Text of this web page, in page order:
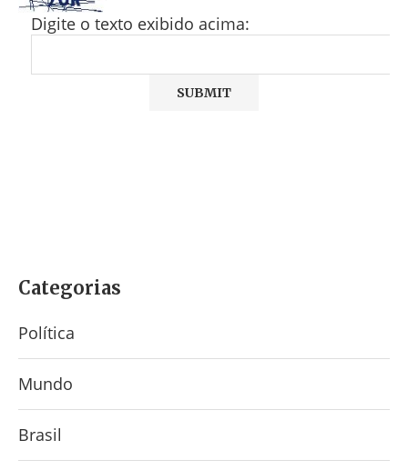
Digite o texto exibido acima:
Categorias
Política
Mundo
Brasil